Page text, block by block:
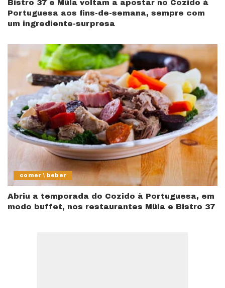
Bistro 37 e Müla voltam a apostar no Cozido à
Portuguesa aos fins-de-semana, sempre com
um ingrediente-surpresa
comer \ beber
Abriu a temporada do Cozido à Portuguesa, em
modo buffet, nos restaurantes Müla e Bistro 37